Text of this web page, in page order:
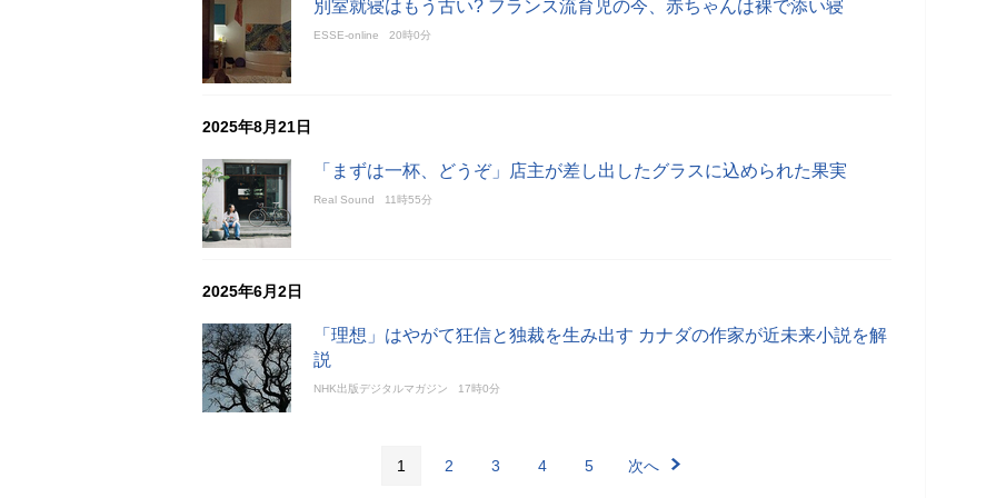
別室就寝はもう古い? フランス流育児の今、赤ちゃんは裸で添い寝
ESSE-online 20時0分
2025年8月21日
「まずは一杯、どうぞ」店主が差し出したグラスに込められた果実
Real Sound 11時55分
2025年6月2日
「理想」はやがて狂信と独裁を生み出す カナダの作家が近未来小説を解
説
NHK出版デジタルマガジン 17時0分
1 2 3 4 5 次へ